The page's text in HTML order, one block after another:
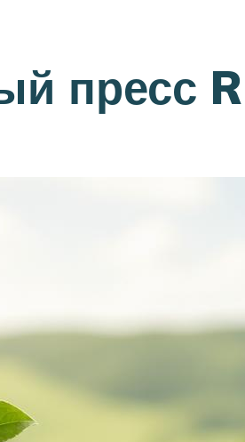
пресс